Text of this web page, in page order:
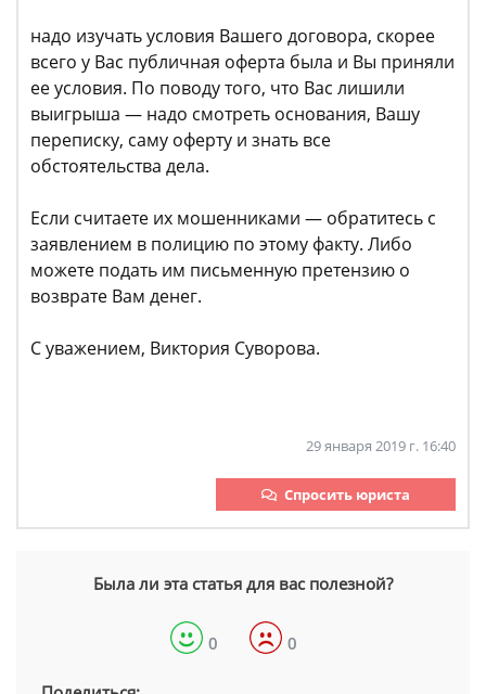
надо изучать условия Вашего договора, скорее
всего у Вас публичная оферта была и Вы приняли
ее условия. По поводу того, что Вас лишили
выигрыша — надо смотреть основания, Вашу
переписку, саму оферту и знать все
обстоятельства дела.
Если считаете их мошенниками — обратитесь с
заявлением в полицию по этому факту. Либо
можете подать им письменную претензию о
возврате Вам денег.
С уважением, Виктория Суворова.
29 января 2019 г. 16:40
Спросить юриста
Была ли эта статья для вас полезной?
0 0